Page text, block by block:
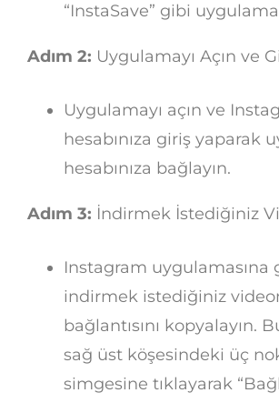
“InstaSave” gibi
Adım 2: Uygulamayı Açın ve
Uygulamayı açın ve
hesabınıza giriş yaparak
hesabınıza bağlayın.
Adım 3: İndirmek İstediğiniz
Instagram uygulamasına
indirmek istediğiniz
bağlantısını kopyalayın.
sağ üst köşesindeki üç
simgesine tıklayarak